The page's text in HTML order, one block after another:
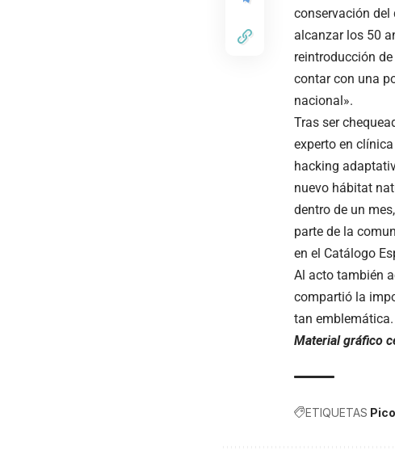
conservación
alcanzar los 50
reintroducción
contar con una
nacional».
Tras ser
experto en
hacking
nuevo hábitat
dentro de un
parte de la
en el Catálogo
Al acto también
compartió la
tan emblemática.
Material gráfico
ETIQUETAS